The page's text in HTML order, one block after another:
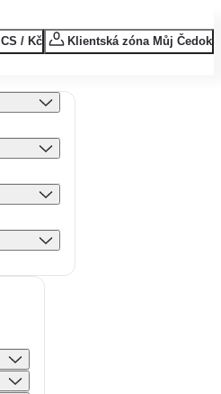
CS / Kč Klientská zóna Můj Čedok